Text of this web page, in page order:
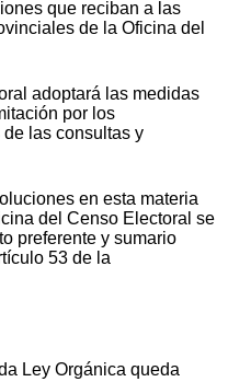
que reciban a las
de la Oficina del
adoptará las medidas
por los
las consultas y
en esta materia
del Censo Electoral se
preferente y sumario
53 de la
Ley Orgánica queda